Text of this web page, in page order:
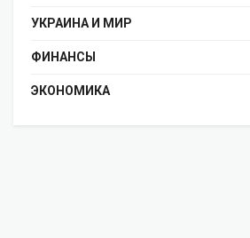
УКРАИНА И МИР
ФИНАНСЫ
ЭКОНОМИКА